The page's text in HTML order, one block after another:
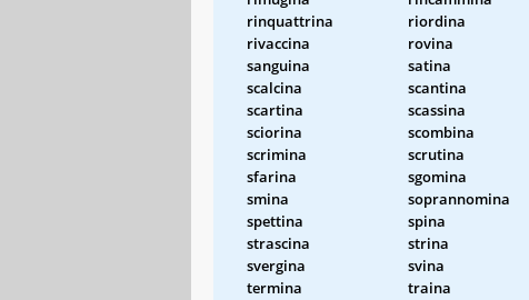
rinquattrina
riordina
rivaccina
rovina
sanguina
satina
scalcina
scantina
scartina
scassina
sciorina
scombina
scrimina
scrutina
sfarina
sgomina
smina
soprannomina
spettina
spina
strascina
strina
svergina
svina
termina
traina